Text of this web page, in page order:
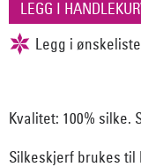
Kvalitet: 100% silke.
Silkeskjerf brukes